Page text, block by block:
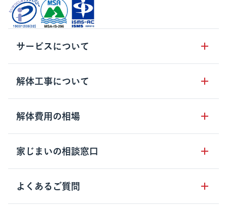
サービスについて
サービスの流れ
サービスのメリット
クラッソーネの自治体連携
解体工事について
解体工事の基礎知識
解体工事に関わる法律
用語集
解体費用の相場
木造住宅の相場
鉄骨造住宅の相場
RC造住宅の相場
家じまいの相談窓口
家じまいの相談窓口
よくあるご質問